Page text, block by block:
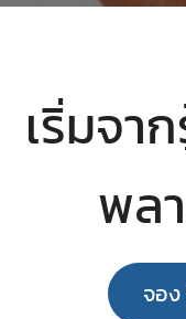
เริ่มจา
พล
จอ